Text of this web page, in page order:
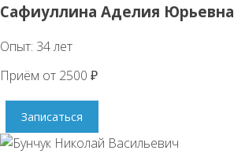
Сафиуллина Аделия Юрьевна
Опыт: 34 лет
Приём от 2500 ₽
Записаться